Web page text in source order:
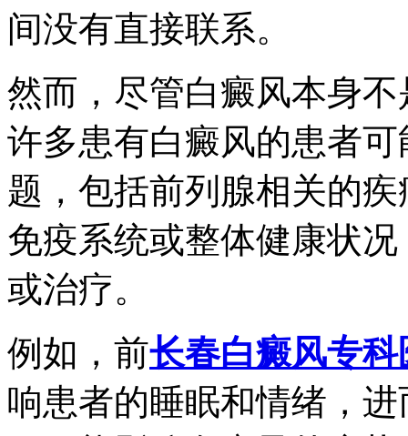
间没有直接联系。
然而，尽管白癜风本身
许多患有白癜风的患者
题，包括前列腺相关的
免疫系统或整体健康状
或治疗。
例如，前长春白癜风专科
响患者的睡眠和情绪，